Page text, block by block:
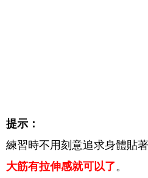
提示：
練習時不用刻意追求身體貼
大筋有拉伸感就可以了 。